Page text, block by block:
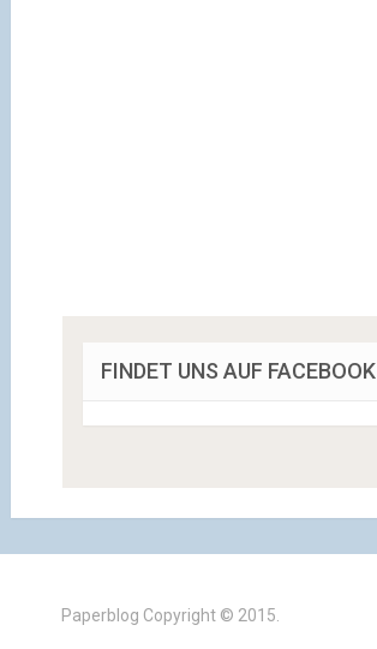
FINDET UNS AUF FACEBOOK
Paperblog Copyright © 2015.